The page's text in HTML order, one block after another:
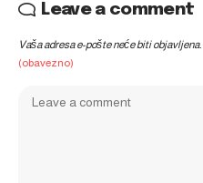
Leave a comment
Vaša adresa e-pošte neće biti objavljena.
(obavezno)